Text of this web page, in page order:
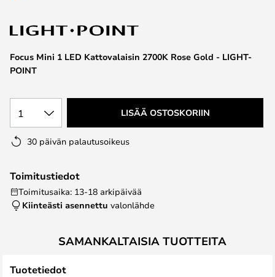
the
images
gallery
Focus Mini 1 LED Kattovalaisin 2700K Rose Gold - LIGHT-
POINT
1 LISÄÄ OSTOSKORIIN
30 päivän palautusoikeus
Toimitustiedot
Toimitusaika: 13-18 arkipäivää
Kiinteästi asennettu valonlähde
SAMANKALTAISIA TUOTTEITA
Tuotetiedot